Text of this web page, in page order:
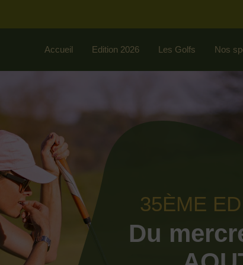
Accueil Edition 2026 Les Golfs Nos
35ÈME
Du